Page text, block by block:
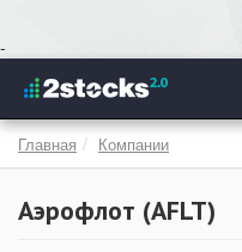
Перейти
основному
содержанию
-
Главная Компании
Аэрофлот (AFLT)